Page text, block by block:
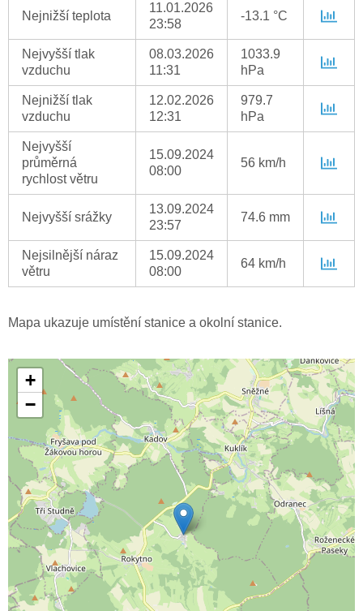
Nejnižší teplota
11.01.2026
23:58
-13.1 °C
Nejvyšší tlak
vzduchu
08.03.2026
11:31
1033.9
hPa
Nejnižší tlak
vzduchu
12.02.2026
12:31
979.7
hPa
Nejvyšší
průměrná
rychlost větru
15.09.2024
08:00
56 km/h
Nejvyšší srážky
13.09.2024
23:57
74.6 mm
Nejsilnější náraz
větru
15.09.2024
08:00
64 km/h
Mapa ukazuje umístění stanice a okolní stanice.
+
−